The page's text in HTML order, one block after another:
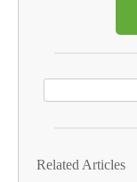
Related Articles